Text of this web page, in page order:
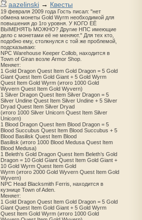
aazelinski → Квесты
19 февраля 2009 года Гость писал: "нет
обмена монеты Gold Wyrm необходимой для
повышения до 1го уровня. У КОГО ЕЁ
ВЫМЕНЯТЬ МОЖНО? Другие НПС имеющие
дело с монетами её не меняют." Для тех кто,
подобно ему, столкнулся с той же проблемой,
подсказываю:
NPC Warehouse Keeper Collob, находится в
Town of Giran возле Armor Shop.
Меняет:
1 Gold Dragon Quest Item Gold Dragon = 5 Gold
Giant Quest Item Gold Giant + 5 Gold Wyrm
Quest Item Gold Wyrm (итого 1000 Gold
Wyvern Quest Item Gold Wyvern)
1 Silver Dragon Quest Item Silver Dragon = 5
Silver Undine Quest Item Silver Undine + 5 Silver
Dryad Quest Item Silver Dryad
(итого 1000 Silver Unicorn Quest Item Silver
Unicorn)
1 Blood Dragon Quest Item Blood Dragon = 5
Blood Succubus Quest Item Blood Succubus + 5
Blood Basilisk Quest Item Blood
Basilisk (итого 1000 Blood Medusa Quest Item
Blood Medusa)
1 Beleth's Gold Dragon Quest Item Beleth’s Gold
Dragon = 10 Gold Giant Quest Item Gold Giant +
10 Gold Wyrm Quest Item Gold
Wyrm (итого 2000 Gold Wyvern Quest Item Gold
Wyvern)
NPC Head Blacksmith Ferris, находится в
кузнице Town of Aden.
Меняет:
1 Gold Dragon Quest Item Gold Dragon = 5 Gold
Giant Quest Item Gold Giant + 5 Gold Wyrm
Quest Item Gold Wyrm (итого 1000 Gold